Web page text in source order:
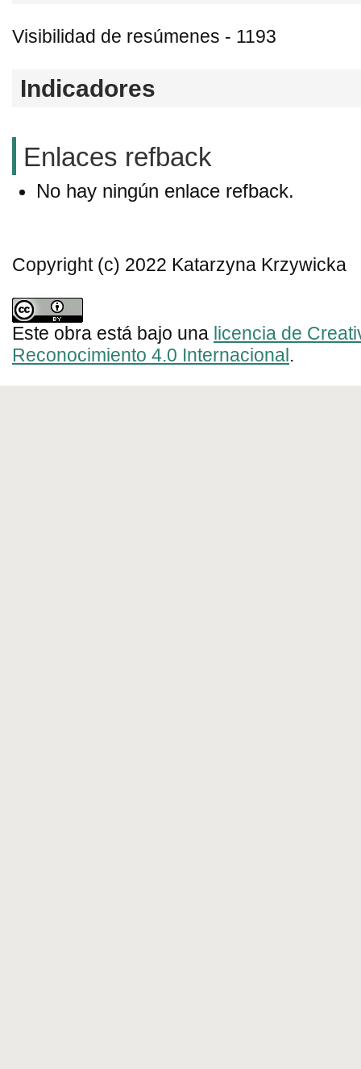
Visibilidad de resúmenes - 1193
Indicadores
Enlaces refback
No hay ningún enlace refback.
Copyright (c) 2022 Katarzyna Krzywicka
Este obra está bajo una licencia de
Reconocimiento 4.0 Internacional .